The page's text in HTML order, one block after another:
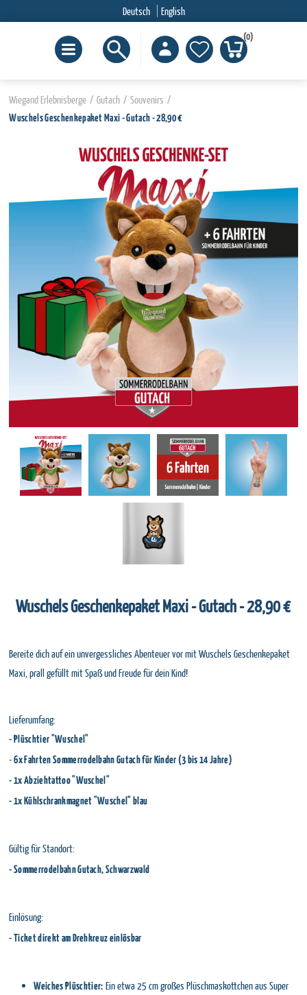
Deutsch English
(0)
Wiegand Erlebnisberge / Gutach / Souvenirs /
Wuschels Geschenkepaket Maxi - Gutach - 28,90 €
Wuschels Geschenkepaket Maxi - Gutach - 28,90 €
Bereite dich auf ein unvergessliches Abenteuer vor mit Wuschels Geschenkepaket
Maxi, prall gefüllt mit Spaß und Freude für dein Kind!
Lieferumfang:
- Plüschtier "Wuschel"
-6x Fahrten Sommerrodelbahn Gutach für Kinder (3 bis 14 Jahre)
- 1x Abziehtattoo "Wuschel"
- 1x Kühlschrankmagnet "Wuschel" blau
Gültig für Standort:
- Sommerrodelbahn Gutach, Schwarzwald
Einlösung:
- Ticket direkt am Drehkreuz einlösbar
Weiches Plüschtier: Ein etwa 25 cm großes Plüschmaskottchen aus Super